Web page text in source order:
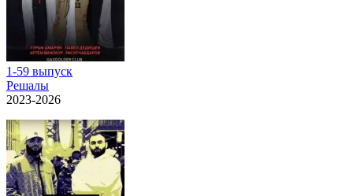
1-59 выпуск
Решалы
2023-2026